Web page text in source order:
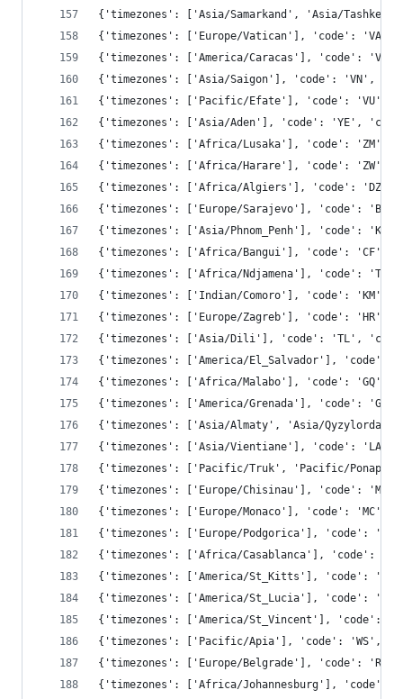
{'timezones': ['Asia/Samarkand', 'Asia/
{'timezones': ['Europe/Vatican'], 'code':
{'timezones': ['America/Caracas'], 'code':
{'timezones': ['Asia/Saigon'], 'code': 'VN',
{'timezones': ['Pacific/Efate'], 'code': 'VU',
{'timezones': ['Asia/Aden'], 'code': 'YE',
{'timezones': ['Africa/Lusaka'], 'code':
{'timezones': ['Africa/Harare'], 'code': 'ZW',
{'timezones': ['Africa/Algiers'], 'code':
{'timezones': ['Europe/Sarajevo'], 'code':
{'timezones': ['Asia/Phnom_Penh'], 'code':
{'timezones': ['Africa/Bangui'], 'code': 'CF',
{'timezones': ['Africa/Ndjamena'], 'code':
{'timezones': ['Indian/Comoro'], 'code':
{'timezones': ['Europe/Zagreb'], 'code':
{'timezones': ['Asia/Dili'], 'code': 'TL',
{'timezones': ['America/El_Salvador'],
{'timezones': ['Africa/Malabo'], 'code': 'GQ',
{'timezones': ['America/Grenada'], 'code':
{'timezones': ['Asia/Almaty', 'Asia/
{'timezones': ['Asia/Vientiane'], 'code':
{'timezones': ['Pacific/Truk', 'Pacific/
{'timezones': ['Europe/Chisinau'], 'code':
{'timezones': ['Europe/Monaco'], 'code':
{'timezones': ['Europe/Podgorica'], 'code':
{'timezones': ['Africa/Casablanca'], 'code':
{'timezones': ['America/St_Kitts'], 'code':
{'timezones': ['America/St_Lucia'], 'code':
{'timezones': ['America/St_Vincent'], 'code':
{'timezones': ['Pacific/Apia'], 'code': 'WS',
{'timezones': ['Europe/Belgrade'], 'code':
{'timezones': ['Africa/Johannesburg'],